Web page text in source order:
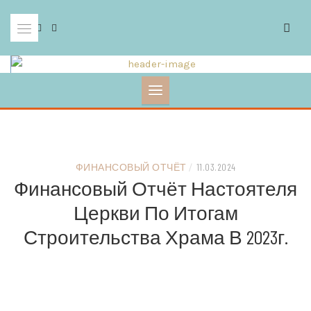
content
ФИНАНСОВЫЙ ОТЧЁТ / 11.03.2024
Финансовый Отчёт Настоятеля
Церкви По Итогам
Строительства Храма В 2023г.